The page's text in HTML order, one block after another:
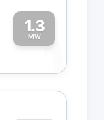
1.3
MW1